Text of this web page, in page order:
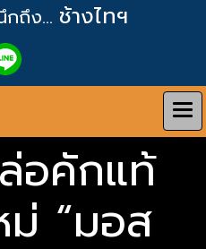
กถึง... ช้างไทฯ
อคักแท้
ม่ “มอส